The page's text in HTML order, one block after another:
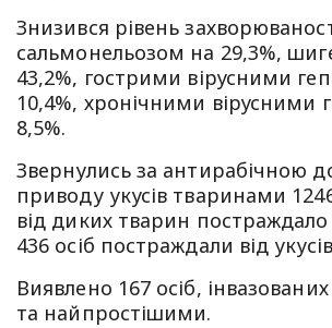
Знизився рівень
сальмонельозом на 29,3%,
43,2%, гострими вірусними
10,4%, хронічними вірусними
8,5%.
Звернулись за антирабічною
приводу укусів тваринами
від диких тварин
436 осіб постраждали від
Виявлено 167 осіб,
та найпростішими.